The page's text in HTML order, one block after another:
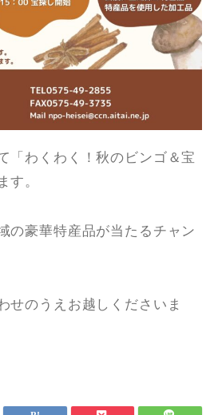
「わくわく！秋のビンゴ＆宝
す。
の豪華特産品が当たるチャン
せのうえお越しくださいま